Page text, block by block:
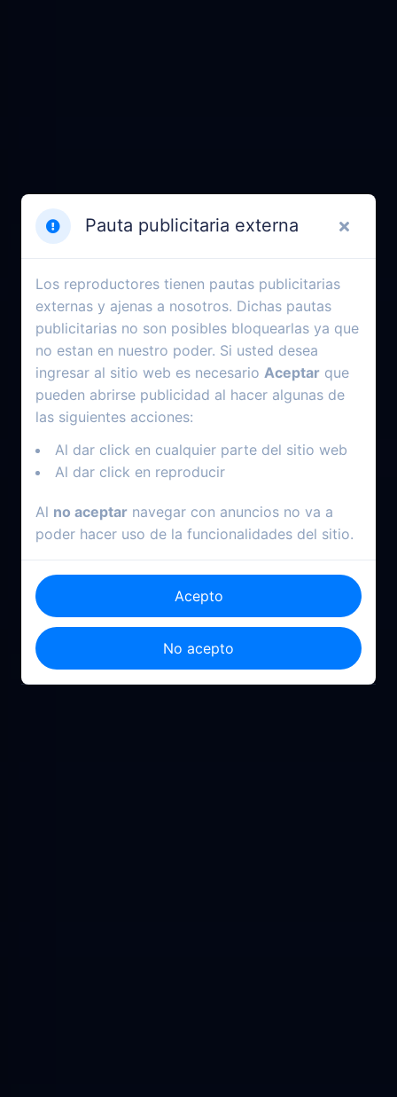
Pauta publicitaria externa
Los reproductores tienen pautas publicitarias
externas y ajenas a nosotros. Dichas pautas
publicitarias no son posibles bloquearlas ya que
no estan en nuestro poder. Si usted desea
ingresar al sitio web es necesario Aceptar que
pueden abrirse publicidad al hacer algunas de
las siguientes acciones:
Al dar click en cualquier parte del sitio web
Al dar click en reproducir
Al no aceptar navegar con anuncios no va a
poder hacer uso de la funcionalidades del sitio.
Acepto
No acepto